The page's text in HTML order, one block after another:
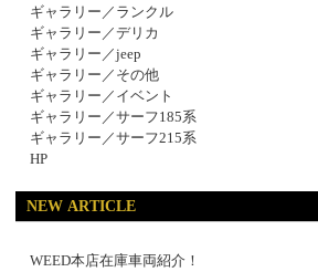
ギャラリー／ランクル
ギャラリー／デリカ
ギャラリー／jeep
ギャラリー／その他
ギャラリー／イベント
ギャラリー／サーフ185系
ギャラリー／サーフ215系
HP
NEW ARTICLE
WEED本店在庫車両紹介！